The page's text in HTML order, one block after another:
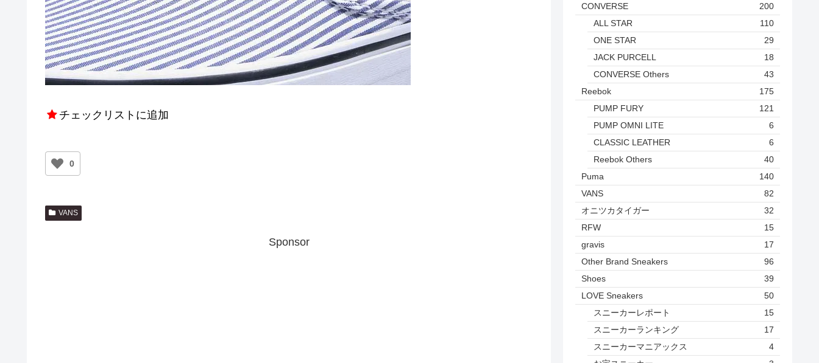
チェックリストに追加
0
VANS
Sponsor
CONVERSE
200
ALL STAR
110
ONE STAR
29
JACK PURCELL
18
CONVERSE Others
43
Reebok
175
PUMP FURY
121
PUMP OMNI LITE
6
CLASSIC LEATHER
6
Reebok Others
40
Puma
140
VANS
82
オニツカタイガー
32
RFW
15
gravis
17
Other Brand Sneakers
96
Shoes
39
LOVE Sneakers
50
スニーカーレポート
15
スニーカーランキング
17
スニーカーマニアックス
4